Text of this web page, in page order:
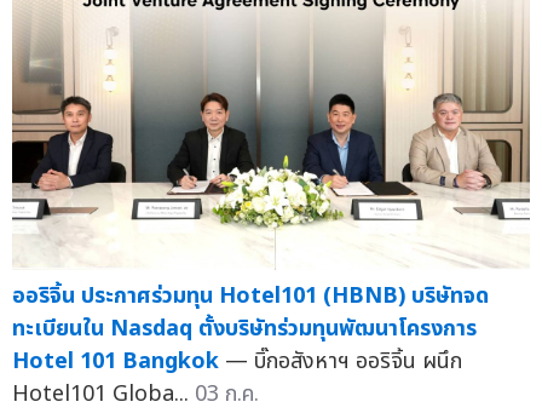
ออริจิ้น ประกาศร่วมทุน Hotel101 (HBNB) บริษัทจด
ทะเบียนใน Nasdaq ตั้งบริษัทร่วมทุนพัฒนาโครงการ
Hotel 101 Bangkok — บิ๊กอสังหาฯ ออริจิ้น ผนึก
Hotel101 Globa... 03 ก.ค.